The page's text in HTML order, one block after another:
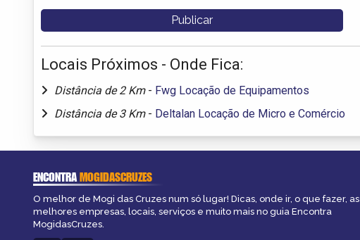
Locais Próximos - Onde Fica:
Distância de 2 Km - Fwg Locação de Equipamentos
Distância de 3 Km - Deltalan Locação de Micro e Comércio
ENCONTRAMOGIDASCRUZES
O melhor de Mogi das Cruzes num só lugar! Dicas, onde ir, o que fazer, as
melhores empresas, locais, serviços e muito mais no guia Encontra
MogidasCruzes.